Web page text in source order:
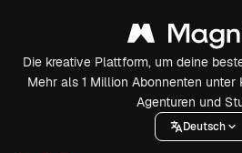
Die kreative Plattform, um deine
Mehr als 1 Million Abonnenten unter
Agenturen und
Deutsch